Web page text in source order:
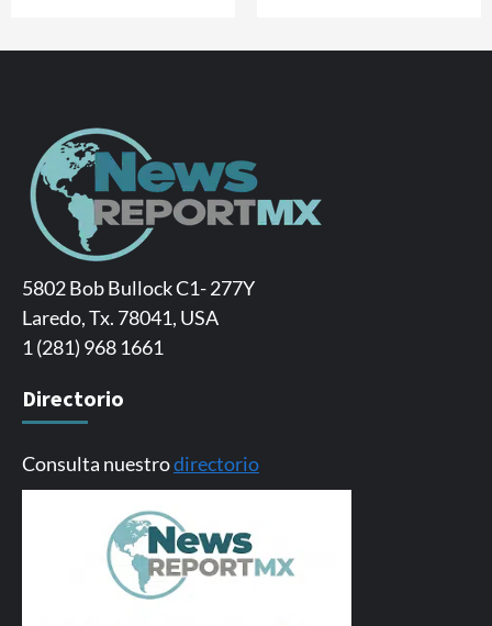
5802 Bob Bullock C1- 277Y
Laredo, Tx. 78041, USA
1 (281) 968 1661
Directorio
Consulta nuestrodirectorio